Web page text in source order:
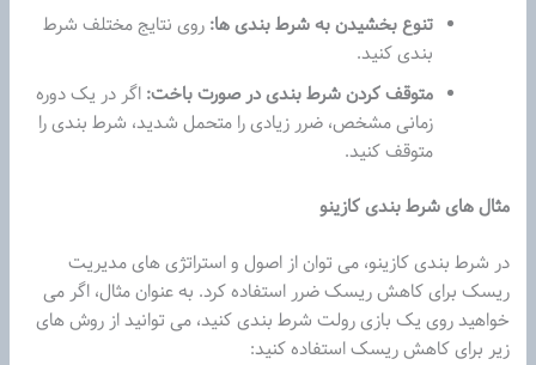
تنوع بخشیدن به شرط بندی ها: روی نتایج مختلف شرط
بندی کنید.
متوقف کردن شرط بندی در صورت باخت: اگر در یک دوره
زمانی مشخص، ضرر زیادی را متحمل شدید، شرط بندی را
متوقف کنید.
مثال های شرط بندی کازینو
در شرط بندی کازینو، می توان از اصول و استراتژی های مدیریت
ریسک برای کاهش ریسک ضرر استفاده کرد. به عنوان مثال، اگر می
خواهید روی یک بازی رولت شرط بندی کنید، می توانید از روش های
زیر برای کاهش ریسک استفاده کنید: